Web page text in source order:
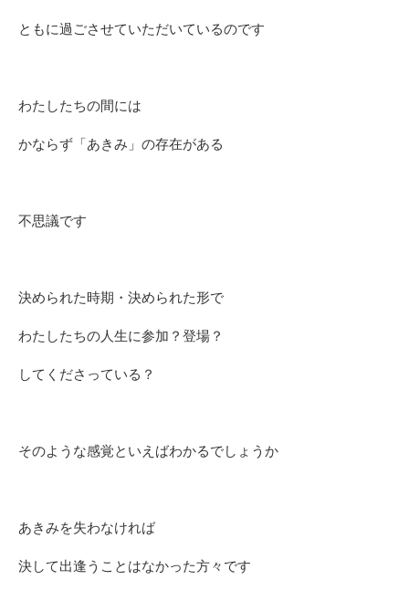
ともに過ごさせていただいているのです
わたしたちの間には
かならず「あきみ」の存在がある
不思議です
決められた時期・決められた形で
わたしたちの人生に参加？登場？
してくださっている？
そのような感覚といえばわかるでしょうか
あきみを失わなければ
決して出逢うことはなかった方々です